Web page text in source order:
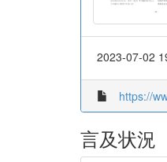
2023-07-02
https://
言及状況